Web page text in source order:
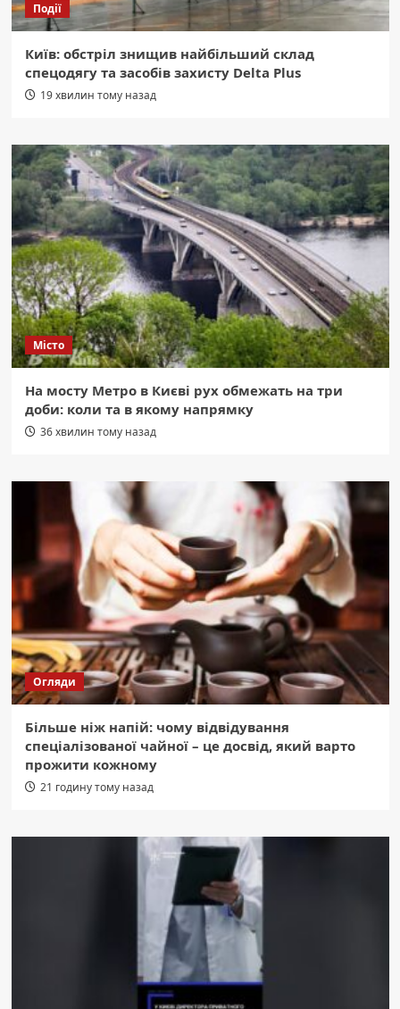
Події
Київ: обстріл знищив найбільший склад
спецодягу та засобів захисту Delta Plus
19 хвилин тому назад
Місто
На мосту Метро в Києві рух обмежать на три
доби: коли та в якому напрямку
36 хвилин тому назад
Огляди
Більше ніж напій: чому відвідування
спеціалізованої чайної – це досвід, який варто
прожити кожному
21 годину тому назад